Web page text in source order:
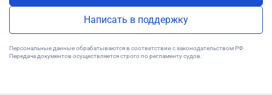
Написать в поддержку
Персональные данные обрабатываются в соответствии с законодательством РФ.
Передача документов осуществляется строго по регламенту судов.